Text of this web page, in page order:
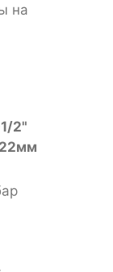
на
2"